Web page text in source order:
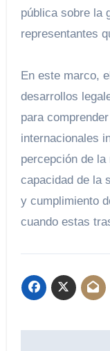
pública sobre la
representantes
En este marco,
desarrollos
para
internacionales
percepción de la
capacidad de la
y cumplimiento
cuando estas